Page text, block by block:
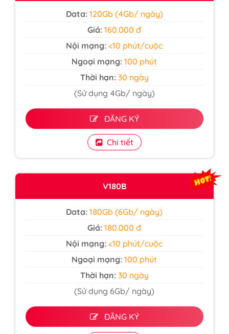
Data: 120Gb (4Gb/ ngày)
Giá:160.000 đ
Nội mạng:<10 phút/cuộc
Ngoại mạng: 100 phút
Thời hạn:30 ngày
(Sử dụng 4Gb/ ngày)
ĐĂNG KÝ
Chi tiết
V180B
Data: 180Gb (6Gb/ ngày)
Giá:180.000 đ
Nội mạng:<10 phút/cuộc
Ngoại mạng: 100 phút
Thời hạn:30 ngày
(Sử dụng 6Gb/ ngày)
ĐĂNG KÝ